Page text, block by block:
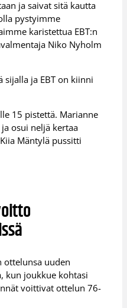
ja saivat sitä kautta
pystyimme
karistettua EBT:n
Niko Nyholm
sijalla ja EBT on kiinni
15 pistettä. Marianne
osui neljä kertaa
Mäntylä pussitti
ottelunsa uuden
kun joukkue kohtasi
voittivat ottelun 76-